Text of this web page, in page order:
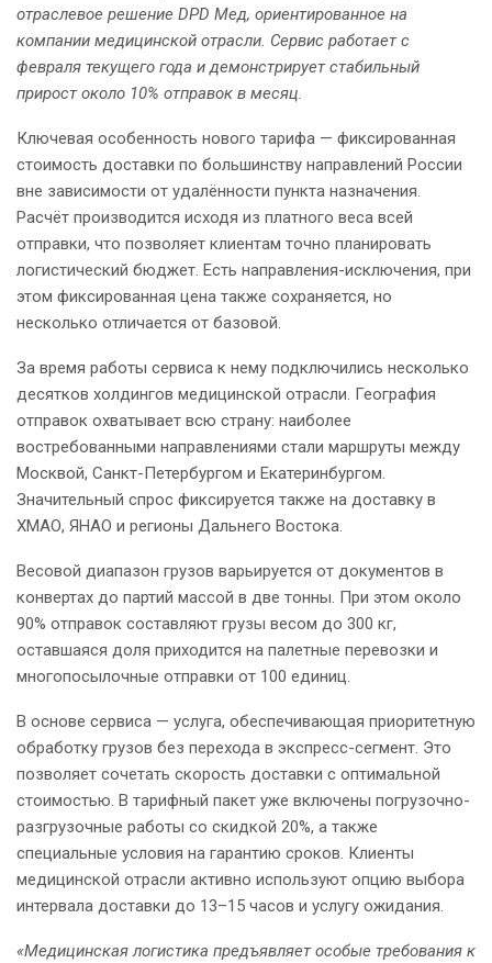
отраслевое решение DPD Мед, ориентированное на
компании медицинской отрасли. Сервис работает с
февраля текущего года и демонстрирует стабильный
прирост около 10% отправок в месяц.
Ключевая особенность нового тарифа — фиксированная
стоимость доставки по большинству направлений России
вне зависимости от удалённости пункта назначения.
Расчёт производится исходя из платного веса всей
отправки, что позволяет клиентам точно планировать
логистический бюджет. Есть направления-исключения, при
этом фиксированная цена также сохраняется, но
несколько отличается от базовой.
За время работы сервиса к нему подключились несколько
десятков холдингов медицинской отрасли. География
отправок охватывает всю страну: наиболее
востребованными направлениями стали маршруты между
Москвой, Санкт-Петербургом и Екатеринбургом.
Значительный спрос фиксируется также на доставку в
ХМАО, ЯНАО и регионы Дальнего Востока.
Весовой диапазон грузов варьируется от документов в
конвертах до партий массой в две тонны. При этом около
90% отправок составляют грузы весом до 300 кг,
оставшаяся доля приходится на палетные перевозки и
многопосылочные отправки от 100 единиц.
В основе сервиса — услуга, обеспечивающая приоритетную
обработку грузов без перехода в экспресс-сегмент. Это
позволяет сочетать скорость доставки с оптимальной
стоимостью. В тарифный пакет уже включены погрузочно-
разгрузочные работы со скидкой 20%, а также
специальные условия на гарантию сроков. Клиенты
медицинской отрасли активно используют опцию выбора
интервала доставки до 13–15 часов и услугу ожидания.
«Медицинская логистика предъявляет особые требования к